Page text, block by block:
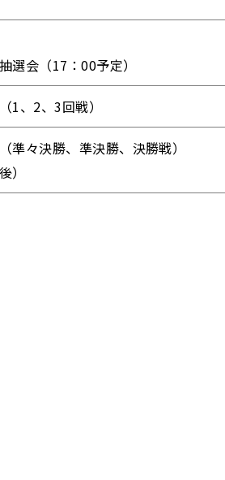
選会（17：00予定）
1、2、3回戦）
準々決勝、準決勝、決勝戦）
）